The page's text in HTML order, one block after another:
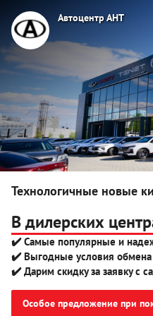
Главная Новости
16.07.2025
Автоцентр АНТ
тест-драйв
OMODA C7
Автоцентр АНТ
Технологичные новые
В дилерских
✔️ Самые популярные и
✔️ Выгодные условия обмена
✔️ Дарим скидку за заявку с
Особое предложение при